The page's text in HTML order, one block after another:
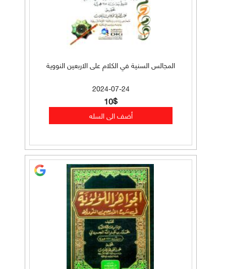
المجالس السنية في الكلام على الاربعين النووية
2024-07-24
10$